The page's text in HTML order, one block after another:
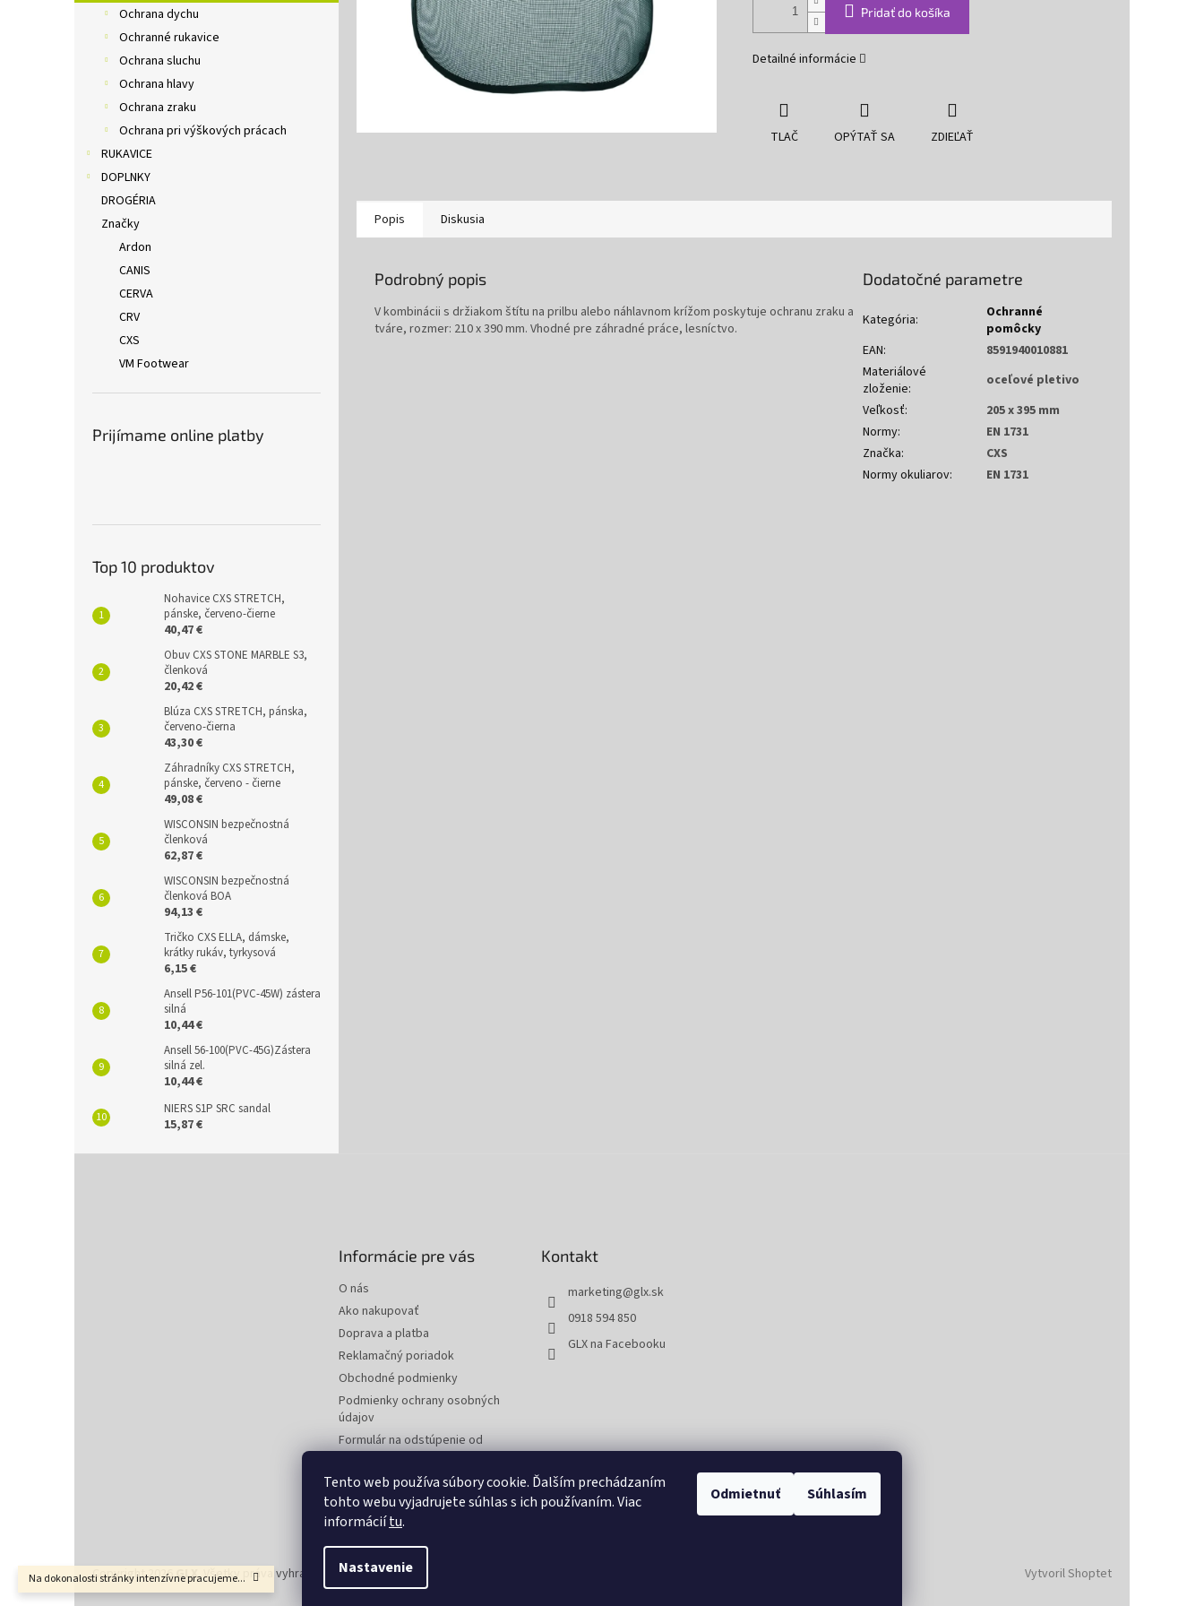
Tento web používa súbory cookie. Ďalším prechádzaním
tohto webu vyjadrujete súhlas s ich používaním. Viac
informáciítu.
Nastavenie
Odmietnuť Súhlasím
Na dokonalosti stránky intenzívne pracujeme...
Ochrana dychu
Ochranné rukavice
Ochrana sluchu
Ochrana hlavy
Ochrana zraku
Ochrana pri výškových prácach
RUKAVICE
DOPLNKY
DROGÉRIA
Značky
Ardon
CANIS
CERVA
CRV
CXS
VM Footwear
Prijímame online platby
Top 10 produktov
Nohavice CXS STRETCH,
pánske, červeno-čierne
40,47 €
Obuv CXS STONE MARBLE S3,
členková
20,42 €
Blúza CXS STRETCH, pánska,
červeno-čierna
43,30 €
Záhradníky CXS STRETCH,
pánske, červeno - čierne
49,08 €
WISCONSIN bezpečnostná
členková
62,87 €
WISCONSIN bezpečnostná
členková BOA
94,13 €
Tričko CXS ELLA, dámske,
krátky rukáv, tyrkysová
6,15 €
Ansell P56-101(PVC-45W) zástera
silná
10,44 €
Ansell 56-100(PVC-45G)Zástera
silná zel.
10,44 €
NIERS S1P SRC sandal
15,87 €
Pridať do košíka
Detailné informácie
TLAČ OPÝTAŤ SA ZDIEĽAŤ
Popis Diskusia
Podrobný popis
V kombinácii s držiakom štítu na prilbu alebo náhlavnom krížom poskytuje ochranu zraku a
tváre, rozmer: 210 x 390 mm. Vhodné pre záhradné práce, lesníctvo.
Dodatočné parametre
Kategória:
Ochranné
pomôcky
EAN:
8591940010881
Materiálové
zloženie:
oceľové pletivo
Veľkosť:
205 x 395 mm
Normy:
EN 1731
Značka:
CXS
Normy okuliarov: EN 1731
Informácie pre vás
O nás
Ako nakupovať
Doprava a platba
Reklamačný poriadok
Obchodné podmienky
Podmienky ochrany osobných
údajov
Formulár na odstúpenie od
Formulár na reklamáciu tovaru
Kontakty
Kontakt
marketing@glx.sk
0918 594 850
GLX na Facebooku
Vytvoril Shoptet
Copyright 2026GLX. Všetky práva vyhradené. Upraviť nastavenie cookies